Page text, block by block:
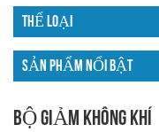
THỂ LOẠI
SẢN PHẨM NỔI BẬT
BỘ GIẢM KHÔNG KHÍ